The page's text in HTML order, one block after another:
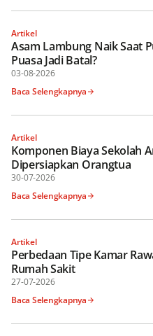
Artikel
Asam Lambung Naik Saat
Puasa Jadi Batal?
03-08-2026
Baca Selengkapnya
Artikel
Komponen Biaya Sekolah
Dipersiapkan Orangtua
30-07-2026
Baca Selengkapnya
Artikel
Perbedaan Tipe Kamar
Rumah Sakit
27-07-2026
Baca Selengkapnya